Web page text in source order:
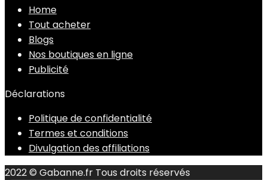
Home
Tout acheter
Blogs
Nos boutiques en ligne
Publicité
Déclarations
Politique de confidentialité
Termes et conditions
Divulgation des affiliations
2022 © Gabanne.fr Tous droits réservés